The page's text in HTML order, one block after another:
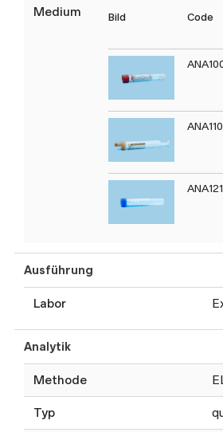
Medium Bild Code
Ausführung
Labor
Analytik
Methode
Typ